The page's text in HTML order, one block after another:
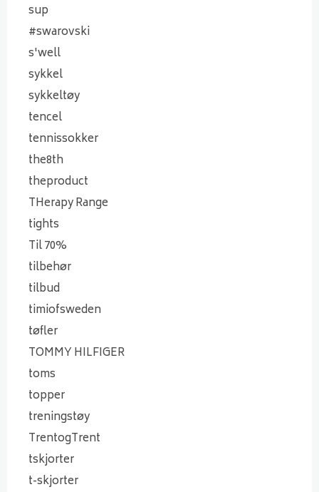
sup
#swarovski
s'well
sykkel
sykkeltøy
tencel
tennissokker
the8th
theproduct
THerapy Range
tights
Til 70%
tilbehør
tilbud
timiofsweden
tøfler
TOMMY HILFIGER
toms
topper
treningstøy
TrentogTrent
tskjorter
t-skjorter